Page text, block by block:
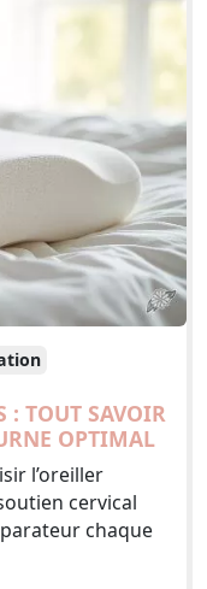
: TOUT SAVOIR
OPTIMAL
l’oreiller
cervical
chaque